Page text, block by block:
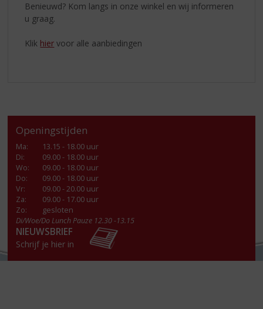
Benieuwd? Kom langs in onze winkel en wij informeren
u graag.
Klik hier voor alle aanbiedingen
Openingstijden
Ma:
13.15 - 18.00 uur
Di:
09.00 - 18.00 uur
Wo:
09.00 - 18.00 uur
Do:
09.00 - 18.00 uur
Vr:
09.00 - 20.00 uur
Za:
09.00 - 17.00 uur
Zo:
gesloten
Di/Woe/Do Lunch Pauze 12.30 -13.15
NIEUWSBRIEF
Schrijf je hier in